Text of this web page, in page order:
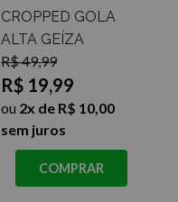
CROPPED GOLA
ALTA GEÍZA
R$ 49,99
R$ 19,99
ou 2x de R$ 10,00
sem juros
COMPRAR